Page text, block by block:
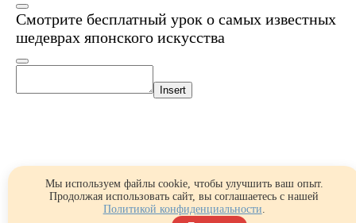
Смотрите бесплатный урок о самых известных
шедеврах японского искусства
Insert
Мы используем файлы cookie, чтобы улучшить ваш опыт.
Продолжая использовать сайт, вы соглашаетесь с нашей
Политикой конфиденциальности.